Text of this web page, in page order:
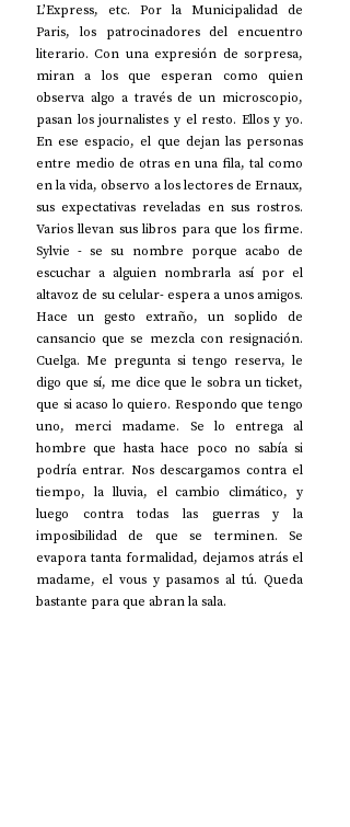
L’Express, etc. Por la Municipalidad de
Paris, los patrocinadores del encuentro
literario. Con una expresión de sorpresa,
miran a los que esperan como quien
observa algo a través de un microscopio,
pasan los journalistes y el resto. Ellos y yo.
En ese espacio, el que dejan las personas
entre medio de otras en una fila, tal como
en la vida, observo a los lectores de Ernaux,
sus expectativas reveladas en sus rostros.
Varios llevan sus libros para que los firme.
Sylvie - se su nombre porque acabo de
escuchar a alguien nombrarla así por el
altavoz de su celular- espera a unos amigos.
Hace un gesto extraño, un soplido de
cansancio que se mezcla con resignación.
Cuelga. Me pregunta si tengo reserva, le
digo que sí, me dice que le sobra un ticket,
que si acaso lo quiero. Respondo que tengo
uno, merci madame. Se lo entrega al
hombre que hasta hace poco no sabía si
podría entrar. Nos descargamos contra el
tiempo, la lluvia, el cambio climático, y
luego contra todas las guerras y la
imposibilidad de que se terminen. Se
evapora tanta formalidad, dejamos atrás el
madame, el vous y pasamos al tú. Queda
bastante para que abran la sala.